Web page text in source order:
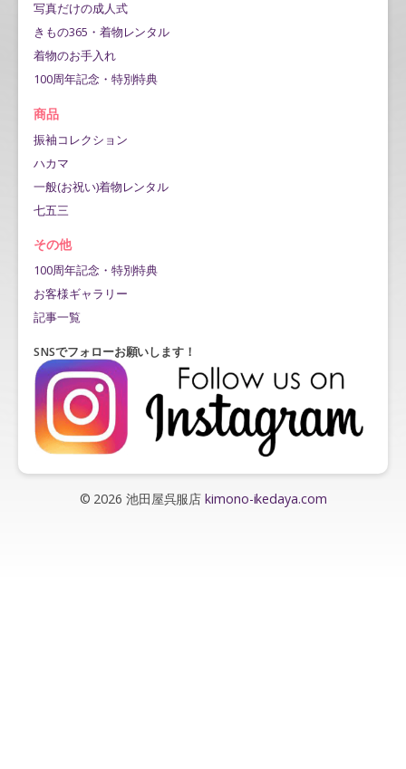
写真だけの成人式
きもの365・着物レンタル
着物のお手入れ
100周年記念・特別特典
商品
振袖コレクション
ハカマ
一般(お祝い)着物レンタル
七五三
その他
100周年記念・特別特典
お客様ギャラリー
記事一覧
SNSでフォローお願いします！
© 2026 池田屋呉服店kimono-ikedaya.com